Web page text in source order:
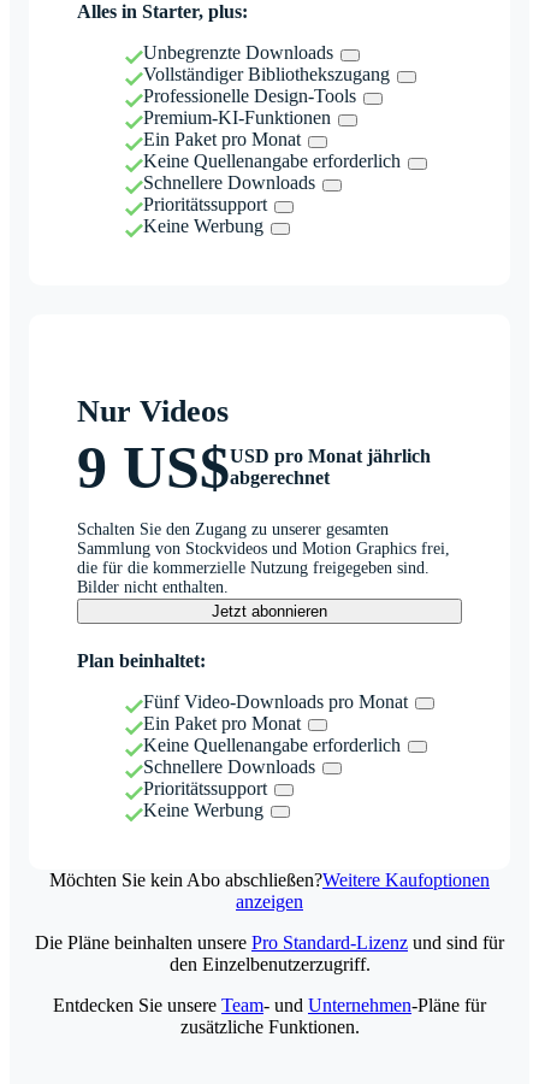
Alles in Starter, plus:
Unbegrenzte Downloads
Vollständiger Bibliothekszugang
Professionelle Design-Tools
Premium-KI-Funktionen
Ein Paket pro Monat
Keine Quellenangabe erforderlich
Schnellere Downloads
Prioritätssupport
Keine Werbung
Nur Videos
9 US$USD pro Monat jährlich
abgerechnet
Schalten Sie den Zugang zu unserer gesamten
Sammlung von Stockvideos und Motion Graphics frei,
die für die kommerzielle Nutzung freigegeben sind.
Bilder nicht enthalten.
Jetzt abonnieren
Plan beinhaltet:
Fünf Video-Downloads pro Monat
Ein Paket pro Monat
Keine Quellenangabe erforderlich
Schnellere Downloads
Prioritätssupport
Keine Werbung
Möchten Sie kein Abo abschließen?Weitere Kaufoptionen
anzeigen
Die Pläne beinhalten unsere Pro Standard-Lizenz und sind für
den Einzelbenutzerzugriff.
Entdecken Sie unsere Team- und Unternehmen-Pläne für
zusätzliche Funktionen.